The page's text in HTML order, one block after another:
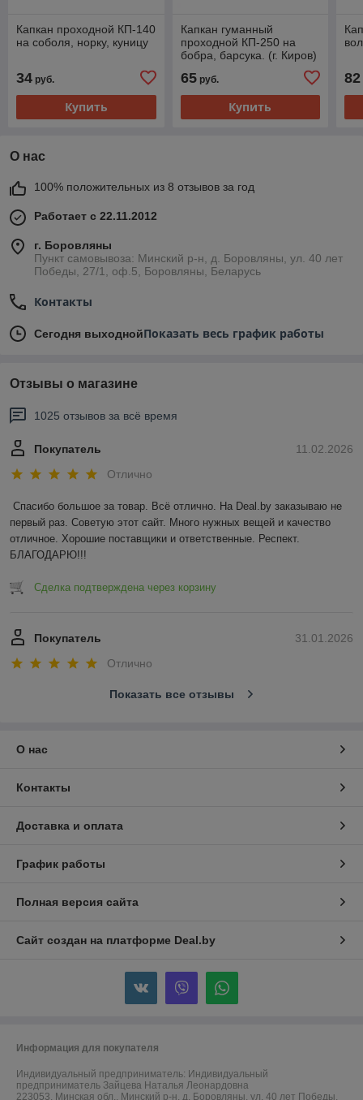
Капкан проходной КП-140
на соболя, норку, куницу
34 руб.
Купить
Капкан гуманный
проходной КП-250 на
бобра, барсука. (г. Киров)
65руб.
Купить
82
О нас
100% положительных из 8 отзывов за год
Работает с 22.11.2012
г. Боровляны
Пункт самовывоза: Минский р-н, д. Боровляны, ул. 40 лет
Победы, 27/1, оф.5, Боровляны, Беларусь
Контакты
Сегодня выходнойПоказать весь график работы
Отзывы о магазине
1025 отзывов за всё время
11.02.2026
Покупатель
Отлично
Спасибо большое за товар. Всё отлично. На Deal.by заказываю не
первый раз. Советую этот сайт. Много нужных вещей и качество
отличное. Хорошие поставщики и ответственные. Респект.
БЛАГОДАРЮ!!!
Сделка подтверждена через корзину
31.01.2026
Покупатель
Отлично
Показать все отзывы
О нас
Контакты
Доставка и оплата
График работы
Полная версия сайта
Сайт создан на платформе Deal.by
Информация для покупателя
Индивидуальный предприниматель: Индивидуальный
предприниматель Зайцева Наталья Леонардовна
223053, Минская обл., Минский р-н, д. Боровляны, ул. 40 лет Победы,